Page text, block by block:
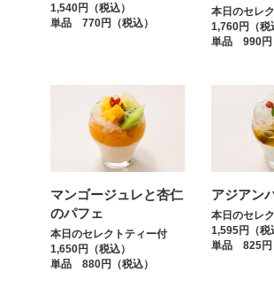
1,540円（税込）
単品 770円（税込）
本日のセレ
1,760円（税
単品 990円
マンゴージュレと杏仁
のパフェ
本日のセレクトティー付
1,650円（税込）
単品 880円（税込）
アジアン
本日のセレ
1,595円（税
単品 825円